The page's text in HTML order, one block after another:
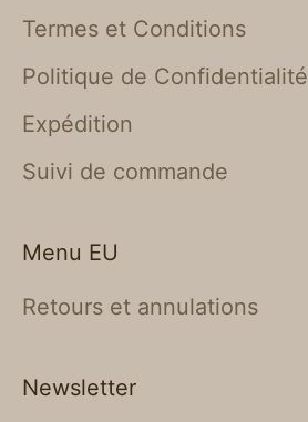
Termes et Conditions
Politique de Confidentialité
Expédition
Suivi de commande
Menu EU
Retours et annulations
Newsletter